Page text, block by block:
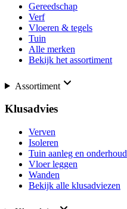
Gereedschap
Verf
Vloeren & tegels
Tuin
Alle merken
Bekijk het assortiment
Assortiment
Klusadvies
Verven
Isoleren
Tuin aanleg en onderhoud
Vloer leggen
Wanden
Bekijk alle klusadviezen